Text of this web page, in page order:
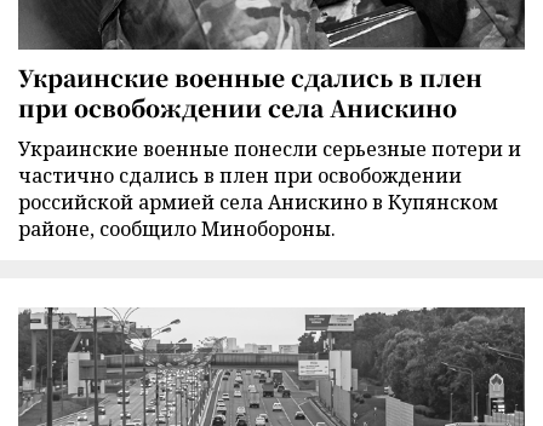
Украинские военные сдались в плен
при освобождении села Анискино
Украинские военные понесли серьезные потери и
частично сдались в плен при освобождении
российской армией села Анискино в Купянском
районе, сообщило Минобороны.